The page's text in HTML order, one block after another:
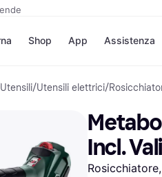
Opzioni di
Paga ora
Paga in 3 rate
Paga dopo 30 giorni
Finanziamento
Shop
Negozi
Unieuro
Media
eBay
Zalando
App Assistenza
Utensili/Utensili elettrici/
Metabo
Incl.